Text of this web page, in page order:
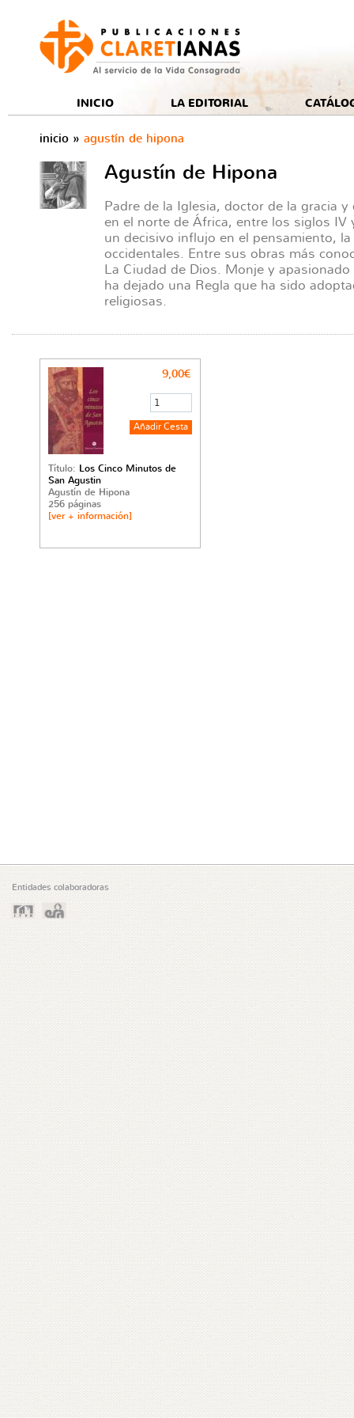
INICIO LA EDITORIAL
inicio » agustín de hipona
Agustín de Hipona
Padre de la Iglesia, doctor de la gracia
en el norte de África, entre los siglos IV
un decisivo influjo en el pensamiento,
occidentales. Entre sus obras más
La Ciudad de Dios. Monje y
ha dejado una Regla que ha sido
religiosas.
Título: Los Cinco Minutos de
San Agustin
Agustín de Hipona
256 páginas
[ver + información]
9,00€
Entidades colaboradoras